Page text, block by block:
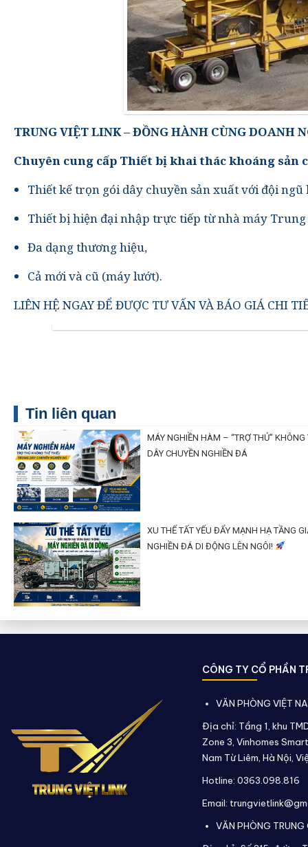
TRUNG VIỆT LINK – ĐỒNG HÀNH CÙNG DOANH
Chuyên cung cấp Thiết bị khai thác khoáng sản
Thiết kế trọn gói dây chuyền sản xuất với đội
Thiết bị hiện đại nhập trực tiếp từ nhà máy Trung
Đa dạng thương hiệu,
Cả mới và cũ (máy lướt).
LIÊN HỆ NGAY ĐỂ ĐƯỢC TƯ VẤN VÀ BÁO GIÁ CHI
Tin liên quan
MÁY NGHIỀN HÀM – “TRỢ THỦ” KHÔNG
DÂY CHUYỀN NGHIỀN ĐÁ
XU THẾ TẤT YẾU ĐẨY MẠNH HẠ TẦNG
NGHIỀN ĐÁ DI ĐỘNG LÊN NGÔI!
CÔNG TY CỔ PHẦN
VĂN PHÒNG VIỆT
Địa chỉ: Tầng 1, khu
Zone 3, Vinhomes
Nam Từ Liêm, Hà Nội,
Hotline: 0363.098.816
Email:
VĂN PHÒNG TRUNG